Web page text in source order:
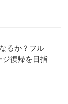
るか？フル
ジ復帰を目指